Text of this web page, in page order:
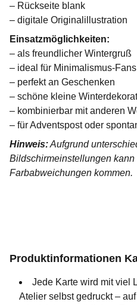
– Rückseite blank
– digitale Originalillustration
Einsatzmöglichkeiten:
– als freundlicher Wintergruß
– ideal für Minimalismus-Fans
– perfekt an Geschenken
– schöne kleine
– kombinierbar mit anderen
– für Adventspost oder
Hinweis:Aufgrund
Bildschirmeinstellungen kann
Farbabweichungen kommen.
Produktinformationen
Jede Karte wird mit viel
Atelier selbst gedruckt –